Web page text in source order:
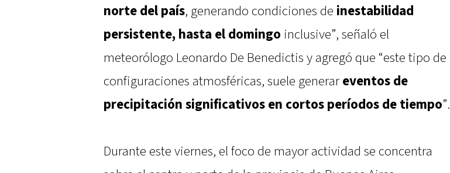
norte del país, generando condiciones de inestabilidad
persistente, hasta el domingo inclusive”, señaló el
meteorólogo Leonardo De Benedictis y agregó que “este tipo de
configuraciones atmosféricas, suele generareventos de
precipitación significativos en cortos períodos de tiempo”.
Durante este viernes, el foco de mayor actividad se concentra